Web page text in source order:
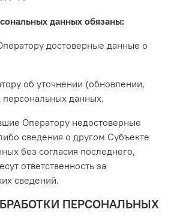
данных обязаны:
достоверные данные о
об уточнении (обновлении,
данных.
Оператору недостоверные
сведения о другом Субъекте
без согласия последнего,
ответственность за
сведений.
ПЕРСОНАЛЬНЫХ